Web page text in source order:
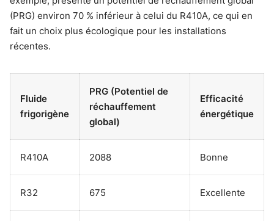
(PRG) environ 70 % inférieur à celui du R410A, ce qui en
fait un choix plus écologique pour les installations
récentes.
Fluide
frigorigène
PRG (Potentiel de
réchauffement
global)
Efficacité
énergétique
R410A 2088 Bonne
R32 675 Excellente